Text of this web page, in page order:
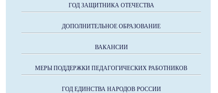
ГОД ЗАЩИТНИКА ОТЕЧЕСТВА
ДОПОЛНИТЕЛЬНОЕ ОБРАЗОВАНИЕ
ВАКАНСИИ
МЕРЫ ПОДДЕРЖКИ ПЕДАГОГИЧЕСКИХ РАБОТНИКОВ
ГОД ЕДИНСТВА НАРОДОВ РОССИИ